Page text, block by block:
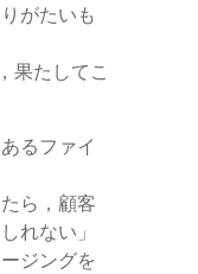
がたいも
果たしてこ
るファイ
ら，顧客
れない」
ジングを